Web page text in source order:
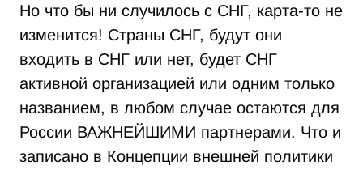
Но что бы ни случилось с СНГ, карта-то не
изменится! Страны СНГ, будут они
входить в СНГ или нет, будет СНГ
активной организацией или одним только
названием, в любом случае остаются для
России ВАЖНЕЙШИМИ партнерами. Что и
записано в Концепции внешней политики